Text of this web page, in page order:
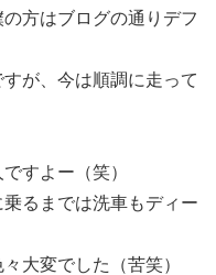
方はブログの通りデフ
が、今は順調に走って
すよー（笑）
るまでは洗車もディー
大変でした（苦笑）